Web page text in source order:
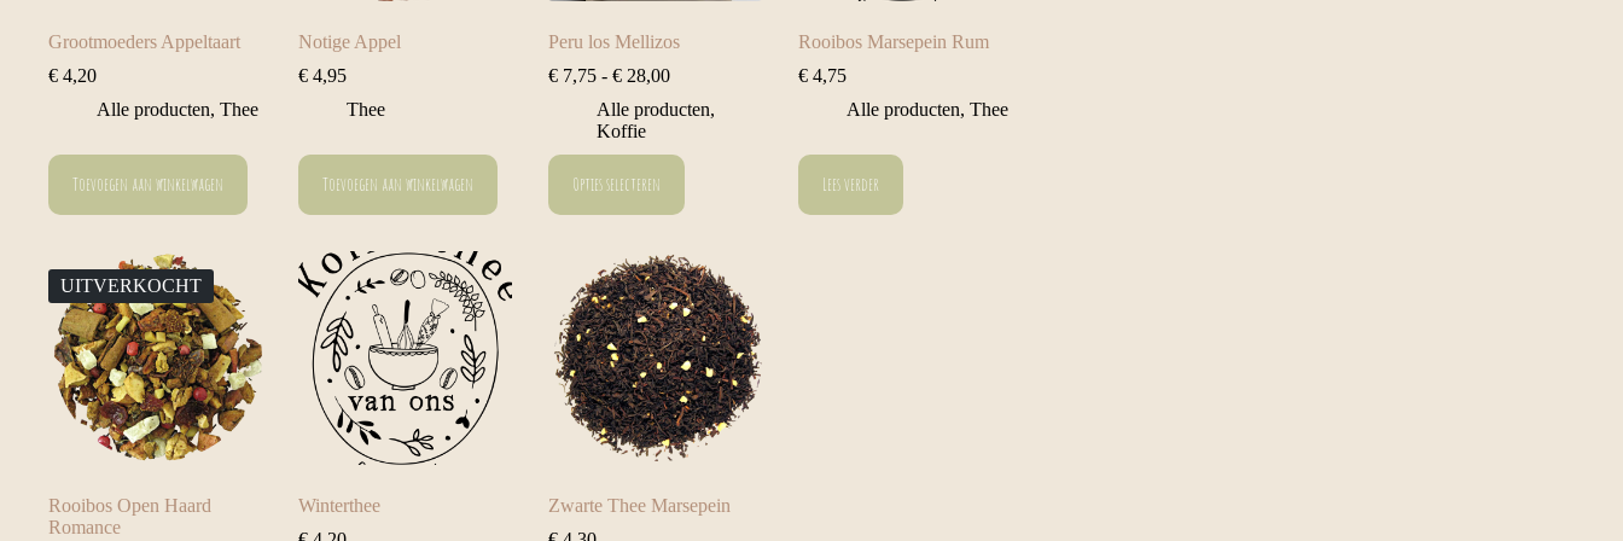
Grootmoeders Appeltaart
€ 4,20
Alle producten, Thee
Toevoegen aan winkelwagen
Notige Appel
€4,95
Thee
Toevoegen aan winkelwagen
Peru los Mellizos
€7,75 - €28,00Prijsklasse:
tot
Alle producten,
Koffie
Opties selecteren
Dit
product
heeft
optie
kan
gekozen
worden
op
de
productpagina
Rooibos Marsepein Rum
€4,75
Alle producten, Thee
Lees verder
UITVERKOCHT
Rooibos Open Haard
Romance
Winterthee
Zwarte Thee Marsepein